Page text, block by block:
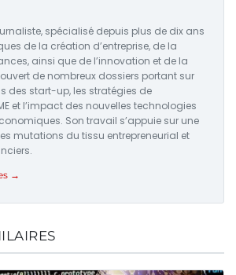
spécialisé depuis plus de dix ans
de la création d’entreprise, de la
ainsi que de l’innovation et de la
de nombreux dossiers portant sur
des start-up, les stratégies de
et l’impact des nouvelles technologies
Son travail s’appuie sur une
mutations du tissu entrepreneurial et
→